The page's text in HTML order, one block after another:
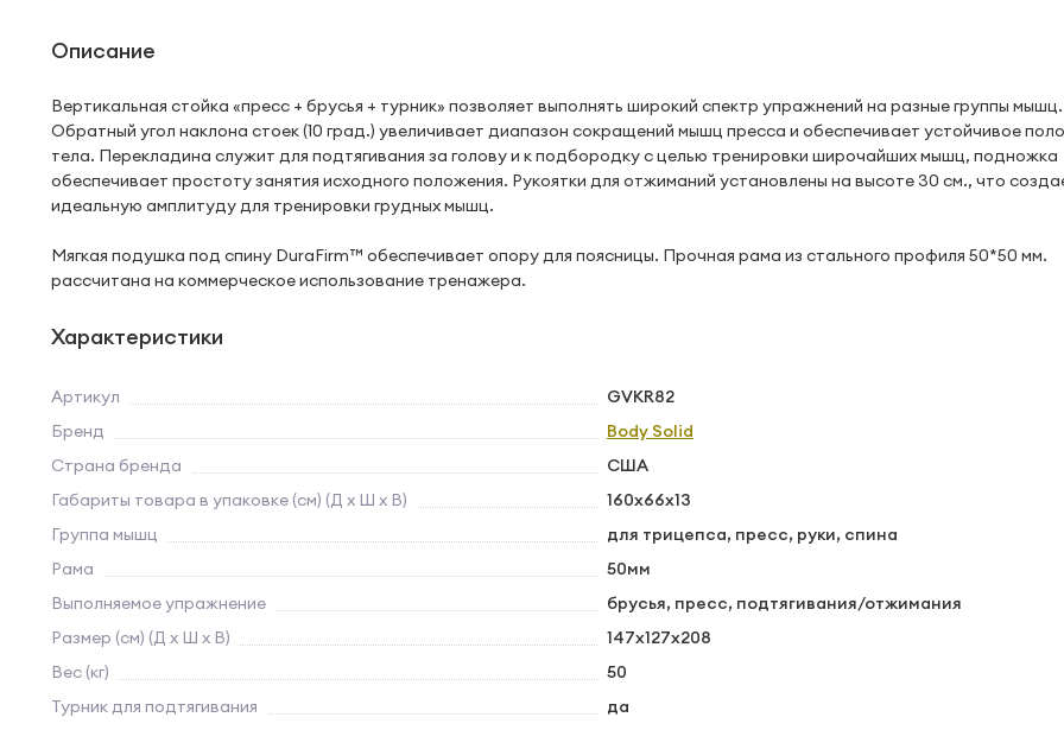
Описание
Вертикальная стойка «пресс + брусья + турник» позволяет выполнять широкий спектр упражнений на разные группы мышц.
Обратный угол наклона стоек (10 град.) увеличивает диапазон сокращений мышц пресса и обеспечивает устойчивое
тела. Перекладина служит для подтягивания за голову и к подбородку с целью тренировки широчайших мышц, подножка
обеспечивает простоту занятия исходного положения. Рукоятки для отжиманий установлены на высоте 30 см., что
идеальную амплитуду для тренировки грудных мышц.
Мягкая подушка под спину DuraFirm™ обеспечивает опору для поясницы. Прочная рама из стального профиля 50*50 мм.
рассчитана на коммерческое использование тренажера.
Характеристики
Артикул
GVKR82
Бренд
Body Solid
Страна бренда
США
Габариты товара в упаковке (см) (Д х Ш х В)
160х66x13
Группа мышц
для трицепса, пресс, руки, спина
Рама
50мм
Выполняемое упражнение
брусья, пресс, подтягивания/отжимания
Размер (см) (Д х Ш х В)
147х127x208
Вес (кг)
50
Турник для подтягивания
да